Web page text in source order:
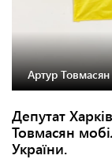
Артур Товмасян
Депутат
Товмасян
України.